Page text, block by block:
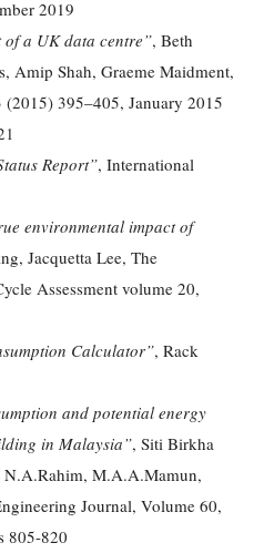
2019
of a UK data centre”, Beth
Amip Shah, Graeme Maidment,
395–405, January 2015
Report”, International
environmental impact of
Jacquetta Lee, The
Assessment volume 20,
Calculator”, Rack
and potential energy
in Malaysia”, Siti Birkha
M.A.A.Mamun,
Journal, Volume 60,
805-820